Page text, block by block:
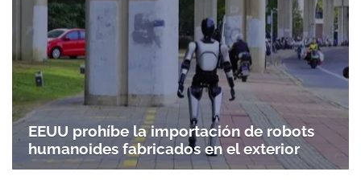
EEUU prohíbe la importación de robots
humanoides fabricados en el exterior